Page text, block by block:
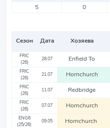
5
0
Сезон Дата Хозяева
FRIC
(26)
28.07 Enfield To
FRIC
(26)
21.07 Hornchurch
FRIC
(26)
11.07 Redbridge
FRIC
(26)
07.07 Hornchurch
ENG6
(25/26)
09.05 Hornchurch